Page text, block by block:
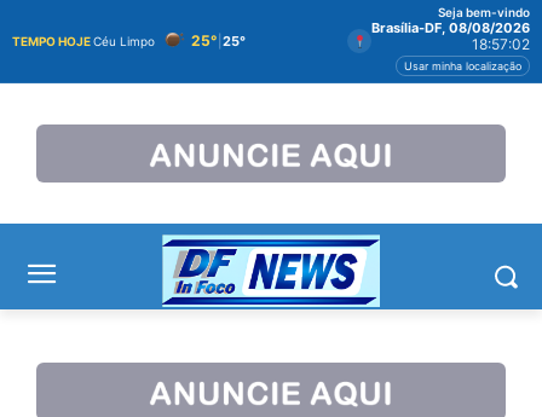
TEMPO HOJECéu Limpo 25° 25°
Seja bem-vindo
Brasília-DF, 08/08/2026
18:57:02
Usar minha localização